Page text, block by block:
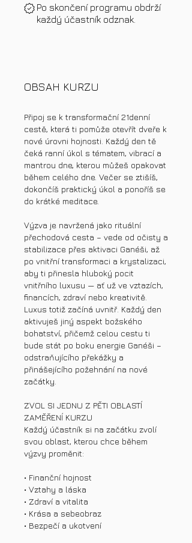
Po skončení programu obdrží
každý účastník odznak.
OBSAH KURZU
Připoj se k transformační 21denní
cestě, která ti pomůže otevřít dveře k
nové úrovni hojnosti. Každý den tě
čeká ranní úkol s tématem, vibrací a
mantrou dne, kterou můžeš opakovat
během celého dne. Večer se ztišíš,
dokončíš praktický úkol a ponoříš se
do krátké meditace.
Výzva je navržená jako rituální
přechodová cesta – vede od očisty a
stabilizace přes aktivaci Ganéši, až
po vnitřní transformaci a krystalizaci,
aby ti přinesla hluboký pocit
vnitřního luxusu — ať už ve vztazích,
financích, zdraví nebo kreativitě.
Luxus totiž začíná uvnitř. Každý den
aktivuješ jiný aspekt božského
bohatství, přičemž celou cestu ti
bude stát po boku energie Ganéši –
odstraňujícího překážky a
přinášejícího požehnání na nové
začátky.
ZVOL SI JEDNU Z PĚTI OBLASTÍ
ZAMĚŘENÍ KURZU
Každý účastník si na začátku zvolí
svou oblast, kterou chce během
výzvy proměnit:
• Finanční hojnost
• Vztahy a láska
• Zdraví a vitalita
• Krása a sebeobraz
• Bezpečí a ukotvení